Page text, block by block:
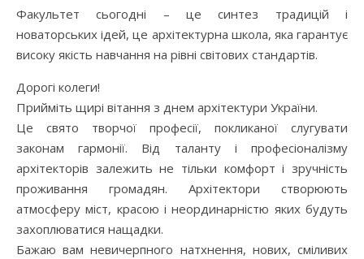
Факультет сьогодні – це синтез традицій і
новаторських ідей, це архітектурна школа, яка гарантує
високу якість навчання на рівні світових стандартів.
Дорогі колеги!
Прийміть щирі вітання з днем архітектури України.
Це свято творчої професії, покликаної слугувати
законам гармонії. Від таланту і професіоналізму
архітекторів залежить не тільки комфорт і зручність
проживання громадян. Архітектори створюють
атмосферу міст, красою і неординарністю яких будуть
захоплюватися нащадки.
Бажаю вам невичерпного натхнення, нових, сміливих